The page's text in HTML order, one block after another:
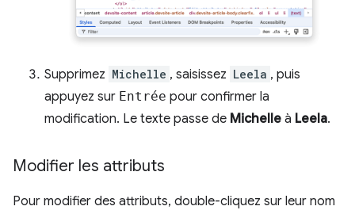
Supprimez Michelle , saisissez Leela , puis
appuyez sur Entrée pour confirmer la
modification. Le texte passe de Michelle à Leela.
Modifier les attributs
Pour modifier des attributs, double-cliquez sur leur nom